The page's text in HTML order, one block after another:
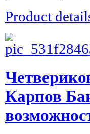
Product
Карпов